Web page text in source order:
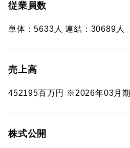
従業員数
単体：5633人 連結：30689人
売上高
452195百万円 ※2026年03月期
株式公開